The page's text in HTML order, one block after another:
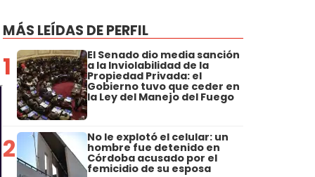
MÁS LEÍDAS DE PERFIL
1 El Senado dio media sanción
a la Inviolabilidad de la
Propiedad Privada: el
Gobierno tuvo que ceder en
la Ley del Manejo del Fuego
2 No le explotó el celular: un
hombre fue detenido en
Córdoba acusado por el
femicidio de su esposa